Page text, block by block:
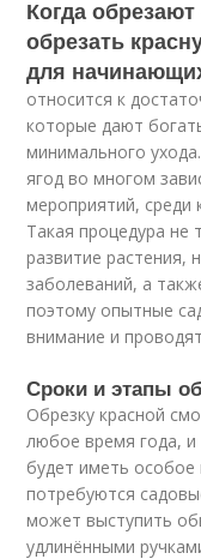
Когда
обрезать
для
относится к
которые дают
минимального
ягод во многом
мероприятий, среди
Такая процедура не
развитие растения,
заболеваний, а
поэтому опытные
внимание и
Сроки и этапы
Обрезку красной
любое время года, и
будет иметь особое
потребуются
может выступить
удлинёнными